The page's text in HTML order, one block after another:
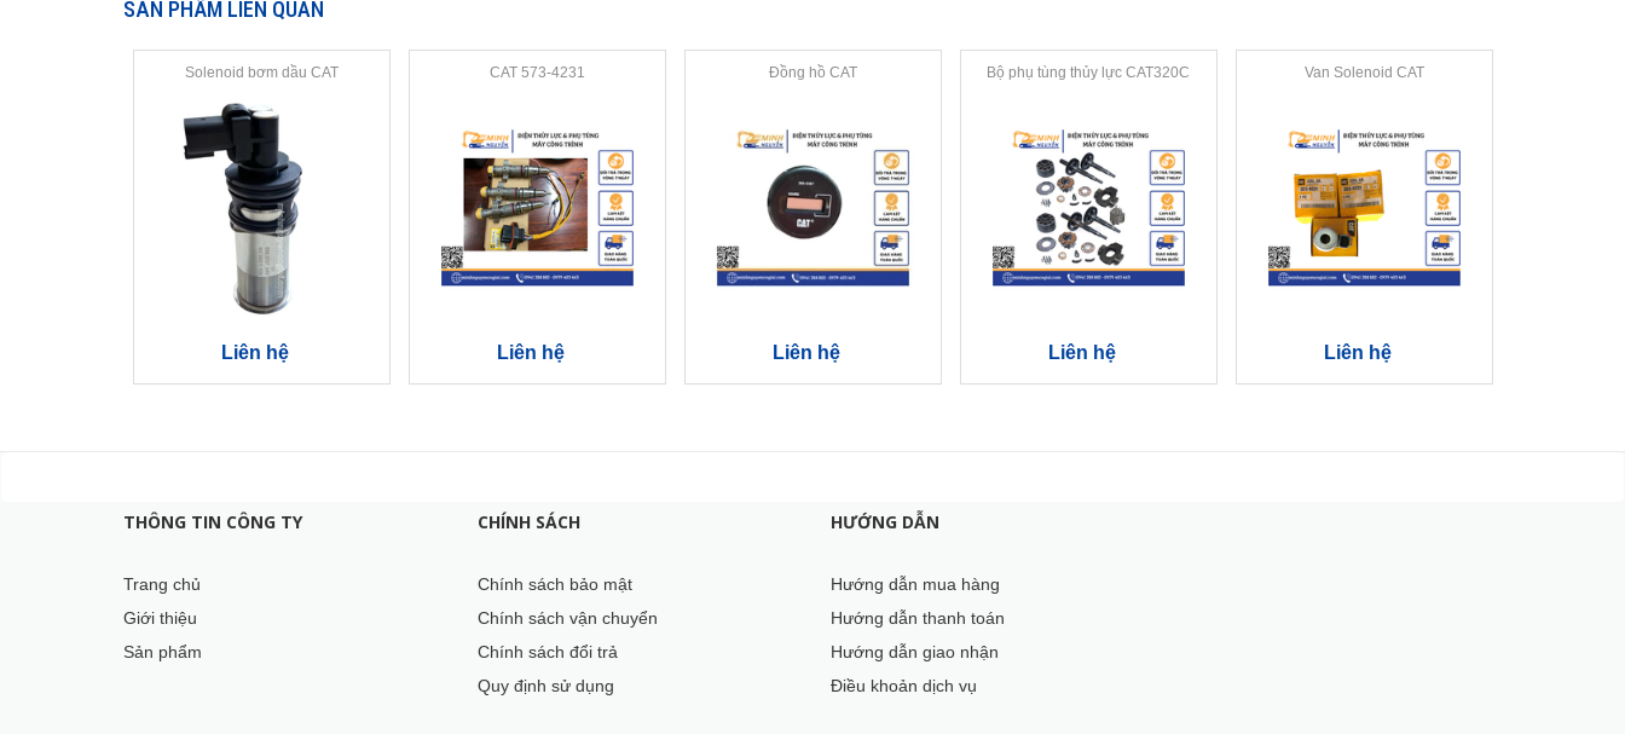
SẢN PHẨM LIÊN QUAN
Solenoid bơm dầu CAT
Liên hệ
CAT 573-4231
Liên hệ
Đồng hồ CAT
Liên hệ
Bộ phụ tùng thủy lực CAT320C
Liên hệ
Van Solenoid CAT
Liên hệ
THÔNG TIN CÔNG TY
Trang chủ
Giới thiệu
Sản phẩm
CHÍNH SÁCH
Chính sách bảo mật
Chính sách vận chuyển
Chính sách đổi trả
Quy định sử dụng
HƯỚNG DẪN
Hướng dẫn mua hàng
Hướng dẫn thanh toán
Hướng dẫn giao nhận
Điều khoản dịch vụ